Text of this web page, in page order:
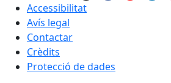
Accessibilitat
Avís legal
Contactar
Crèdits
Protecció de dades